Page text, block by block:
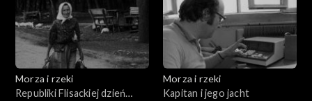
Morza i rzeki
Republiki Flisackiej dzień
Morza i rzeki
Kapitan i jego jacht